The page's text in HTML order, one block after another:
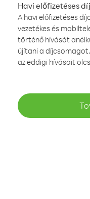
Havi előfizetéses
A havi előfizetéses
vezetékes és
történő hívását
újítani a
az eddigi hívásait